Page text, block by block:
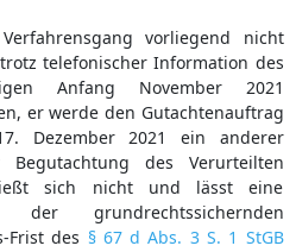
vorliegend nicht
telefonischer Information des
Anfang November 2021
er werde den Gutachtenauftrag
Dezember 2021 ein anderer
des Verurteilten
sich nicht und lässt eine
der grundrechtssichernden
Frist des § 67 d Abs. 3 S. 1 StGB